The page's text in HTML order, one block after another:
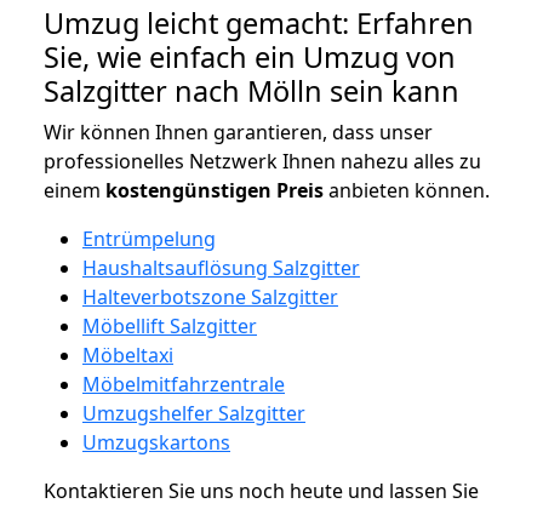
Umzug leicht gemacht: Erfahren
Sie, wie einfach ein Umzug von
Salzgitter nach Mölln sein kann
Wir können Ihnen garantieren, dass unser
professionelles Netzwerk Ihnen nahezu alles zu
einem kostengünstigen Preisanbieten können.
Entrümpelung
Haushaltsauflösung Salzgitter
Halteverbotszone Salzgitter
Möbellift Salzgitter
Möbeltaxi
Möbelmitfahrzentrale
Umzugshelfer Salzgitter
Umzugskartons
Kontaktieren Sie uns noch heute und lassen Sie